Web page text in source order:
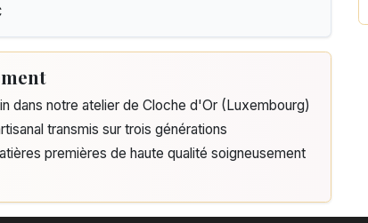
dans notre atelier de Cloche d'Or (Luxembourg)
transmis sur trois générations
premières de haute qualité soigneusement